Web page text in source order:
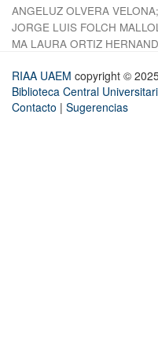
ANGELUZ OLVERA VELONA;
JORGE LUIS FOLCH
MA LAURA ORTIZ
RIAA UAEM copyright ©
Biblioteca Central
Contacto | Sugerencias